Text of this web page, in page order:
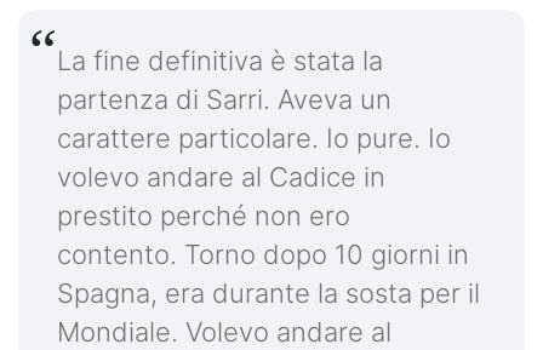
La fine definitiva è stata la
partenza di Sarri. Aveva un
carattere particolare. Io pure. Io
volevo andare al Cadice in
prestito perché non ero
contento. Torno dopo 10 giorni in
Spagna, era durante la sosta per il
Mondiale. Volevo andare al